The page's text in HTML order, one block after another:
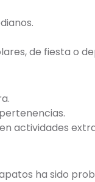
de fiesta o
actividades
ha sido